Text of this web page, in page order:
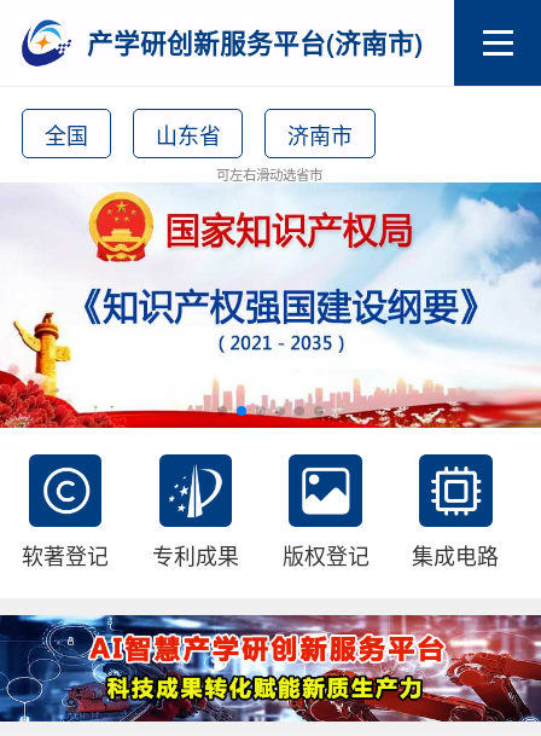
产学研创新服务平台(济南市)
全国 山东省 济南市
可左右滑动选省市
软著登记 专利成果 版权登记 集成电路